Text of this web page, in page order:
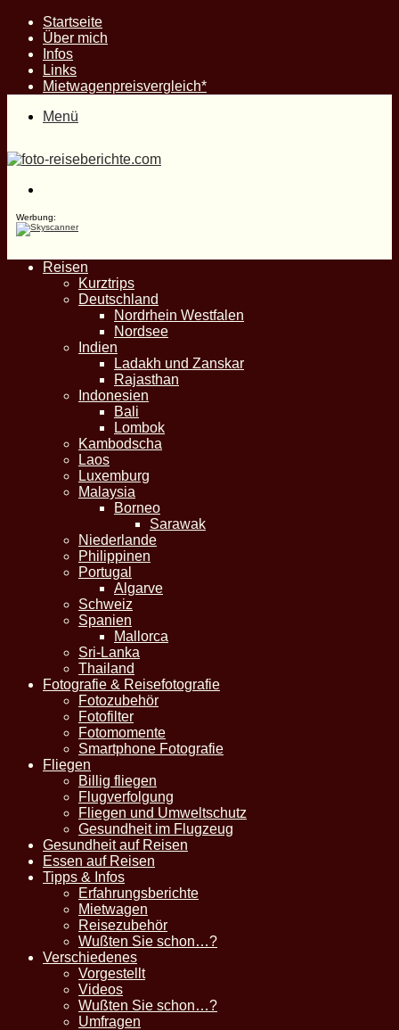
Startseite
Über mich
Infos
Links
Mietwagenpreisvergleich*
Menü
Werbung:
Reisen
Kurztrips
Deutschland
Nordrhein Westfalen
Nordsee
Indien
Ladakh und Zanskar
Rajasthan
Indonesien
Bali
Lombok
Kambodscha
Laos
Luxemburg
Malaysia
Borneo
Sarawak
Niederlande
Philippinen
Portugal
Algarve
Schweiz
Spanien
Mallorca
Sri-Lanka
Thailand
Fotografie & Reisefotografie
Fotozubehör
Fotofilter
Fotomomente
Smartphone Fotografie
Fliegen
Billig fliegen
Flugverfolgung
Fliegen und Umweltschutz
Gesundheit im Flugzeug
Gesundheit auf Reisen
Essen auf Reisen
Tipps & Infos
Erfahrungsberichte
Mietwagen
Reisezubehör
Wußten Sie schon…?
Verschiedenes
Vorgestellt
Videos
Wußten Sie schon…?
Umfragen